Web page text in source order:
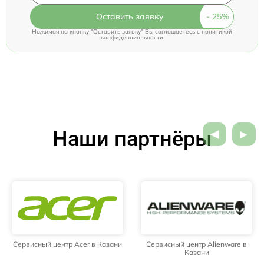
Оставить заявку
Нажимая на кнопку "Оставить заявку" Вы соглашаетесь c политикой
конфиденциальности
Наши партнёры
Сервисный центр Acer в Казани
Сервисный центр Alienware в
Казани